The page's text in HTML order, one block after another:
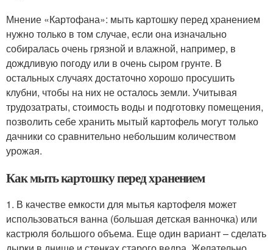
Мнение «Картофана»: мыть картошку перед хранением
нужно только в том случае, если она изначально
собиралась очень грязной и влажной, например, в
дождливую погоду или в очень сыром грунте. В
остальных случаях достаточно хорошо просушить
клубни, чтобы на них не осталось земли. Учитывая
трудозатраты, стоимость воды и подготовку помещения,
позволить себе хранить мытый картофель могут только
дачники со сравнительно небольшим количеством
урожая.
Как мыть картошку перед хранением
1. В качестве емкости для мытья картофеля может
использоваться ванна (большая детская ванночка) или
кастрюля большого объема. Еще один вариант – сделать